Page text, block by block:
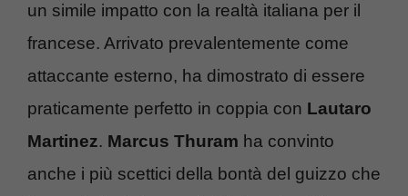
un simile impatto con la realtà italiana per il
francese. Arrivato prevalentemente come
attaccante esterno, ha dimostrato di essere
praticamente perfetto in coppia con Lautaro
Martinez. Marcus Thuram ha convinto
anche i più scettici della bontà del guizzo che